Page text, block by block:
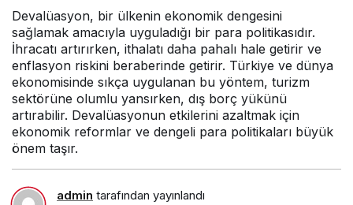
Devalüasyon, bir ülkenin ekonomik dengesini
sağlamak amacıyla uyguladığı bir para politikasıdır.
İhracatı artırırken, ithalatı daha pahalı hale getirir ve
enflasyon riskini beraberinde getirir. Türkiye ve dünya
ekonomisinde sıkça uygulanan bu yöntem, turizm
sektörüne olumlu yansırken, dış borç yükünü
artırabilir. Devalüasyonun etkilerini azaltmak için
ekonomik reformlar ve dengeli para politikaları büyük
önem taşır.
admin tarafından yayınlandı